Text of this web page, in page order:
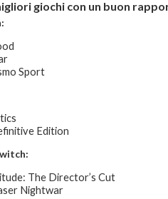
giochi con un buon
Sport
Edition
The Director’s Cut
Nightwar